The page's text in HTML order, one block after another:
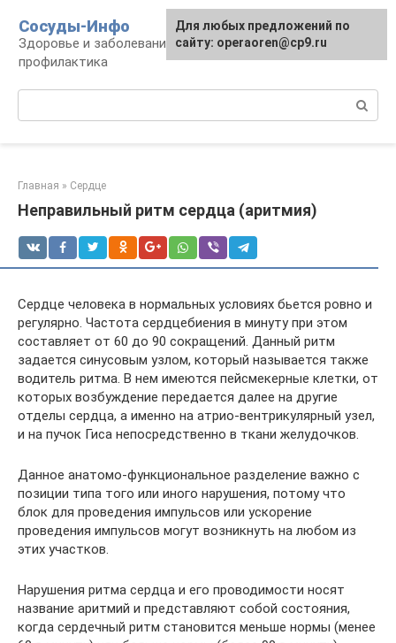
контенту
Сосуды-Инфо
Здоровье и заболевания сосудов и сердца,
профилактика
Главная » Сердце
Неправильный ритм сердца (аритмия)
Сердце человека в нормальных условиях бьется ровно и
регулярно. Частота сердцебиения в минуту при этом
составляет от 60 до 90 сокращений. Данный ритм
задается синусовым узлом, который называется также
водитель ритма. В нем имеются пейсмекерные клетки, от
которых возбуждение передается далее на другие
отделы сердца, а именно на атрио-вентрикулярный узел,
и на пучок Гиса непосредственно в ткани желудочков.
Данное анатомо-функциональное разделение важно с
позиции типа того или иного нарушения, потому что
блок для проведения импульсов или ускорение
проведения импульсов могут возникнуть на любом из
этих участков.
Нарушения ритма сердца и его проводимости носят
название аритмий и представляют собой состояния,
когда сердечный ритм становится меньше нормы (менее
Для любых предложений по
сайту: operaoren@cp9.ru